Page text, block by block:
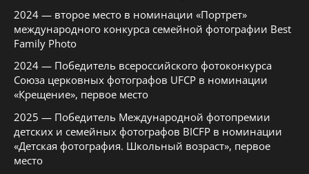
2024 — второе место в номинации «Портрет»
международного конкурса семейной фотографии Best
Family Photo
2024 — Победитель всероссийского фотоконкурса
Союза церковных фотографов UFCP в номинации
«Крещение», первое место
2025 — Победитель Международной фотопремии
детских и семейных фотографов BICFP в номинации
«Детская фотография. Школьный возраст», первое
место